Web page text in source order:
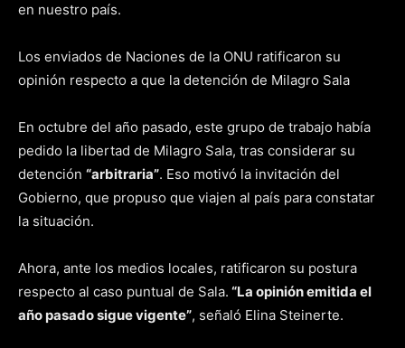
en nuestro país.
Los enviados de Naciones de la ONU ratificaron su
opinión respecto a que la detención de Milagro Sala
En octubre del año pasado, este grupo de trabajo había
pedido la libertad de Milagro Sala, tras considerar su
detención “arbitraria”. Eso motivó la invitación del
Gobierno, que propuso que viajen al país para constatar
la situación.
Ahora, ante los medios locales, ratificaron su postura
respecto al caso puntual de Sala. “La opinión emitida el
año pasado sigue vigente”, señaló Elina Steinerte.